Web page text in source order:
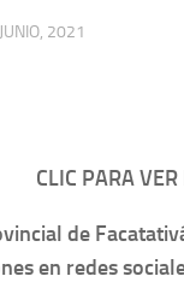
2021
CLIC PARA
de
en redes